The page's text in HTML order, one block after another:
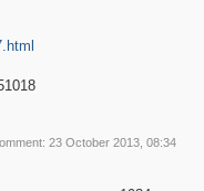
23 October 2013, 08:34